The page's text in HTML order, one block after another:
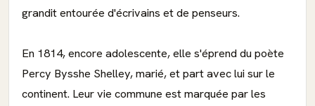
grandit entourée d'écrivains et de penseurs.
En 1814, encore adolescente, elle s'éprend du poète
Percy Bysshe Shelley, marié, et part avec lui sur le
continent. Leur vie commune est marquée par les